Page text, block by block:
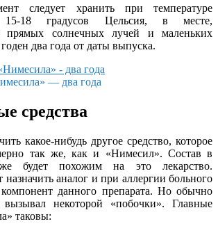
следует хранить при температуре
15-18 градусов Цельсия, в месте,
прямых солнечных лучей и маленьких
два года от даты выпуска.
— два года
средства
какое-нибудь другое средство, которое
так же, как и «Нимесил». Состав в
будет похожим на это лекарство.
аналог и при аллергии больного
данного препарата. Но обычно
некоторой «побочки». Главные
таковы: